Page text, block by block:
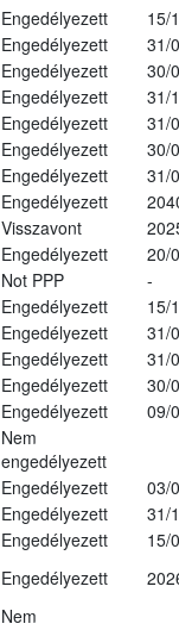
Engedélyezett
15/
Engedélyezett
31/
Engedélyezett
30/
Engedélyezett
31/
Engedélyezett
31/
Engedélyezett
30/
Engedélyezett
31/
Engedélyezett
Visszavont
Engedélyezett
20/
Not PPP
-
Engedélyezett
15/
Engedélyezett
31/
Engedélyezett
31/
Engedélyezett
30/
Engedélyezett
09/
Nem
engedélyezett
Engedélyezett
03/
Engedélyezett
31/
Engedélyezett
15/
Engedélyezett
Nem